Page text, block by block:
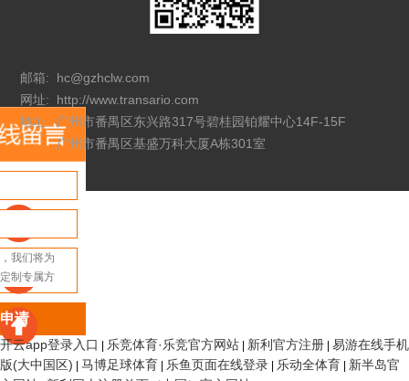
邮箱:
hc@gzhclw.com
网址:
http://www.transario.com
地址:
广州市番禺区东兴路317号碧桂园铂耀中心14F-15F
广州市番禺区基盛万科大厦A栋301室
请
开云app登录入口 乐竞体育·乐竞官方网站 新利官方注册 易游在线手机
版(大中国区)
马博足球体育 乐鱼页面在线登录 乐动全体育
新半岛官